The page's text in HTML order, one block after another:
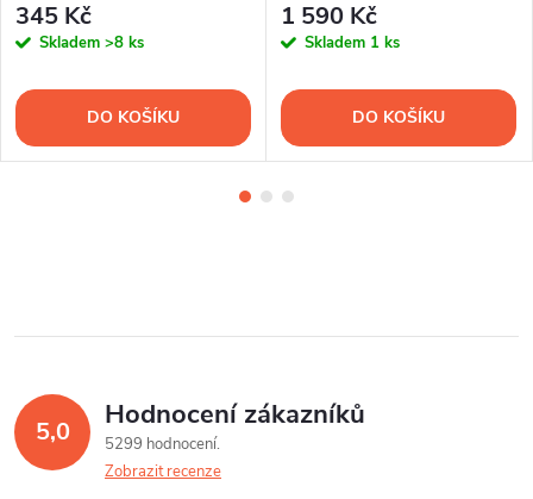
345 Kč
Skladem >8 ks
DO KOŠÍKU
1 590 Kč
Skladem 1 ks
DO KOŠÍKU
5,0 Hodnocení zákazníků
5299 hodnocení
Zobrazit recenze